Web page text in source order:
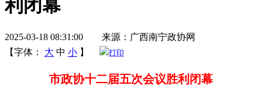
利闭幕
2025-03-18 08:31:00 来源：广西南宁政协网
【字体：
大 中 小 】 打印
市政协十二届五次会议胜利闭幕